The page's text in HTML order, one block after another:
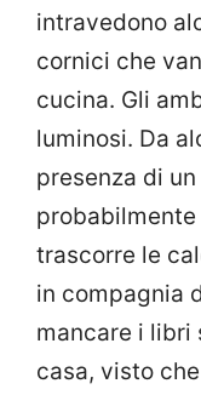
intravedono
cornici che
cucina. Gli
luminosi. Da
presenza di
trascorre le
in compagnia
mancare i libri
casa, visto